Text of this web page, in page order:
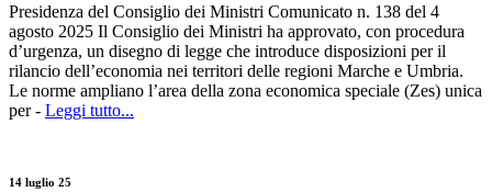
Presidenza del Consiglio dei Ministri Comunicato n. 138 del 4
agosto 2025 Il Consiglio dei Ministri ha approvato, con procedura
d’urgenza, un disegno di legge che introduce disposizioni per il
rilancio dell’economia nei territori delle regioni Marche e Umbria.
Le norme ampliano l’area della zona economica speciale (Zes) unica
per - Leggi tutto...
14 luglio 25